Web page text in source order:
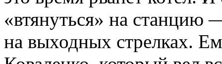
«втянуться» на станцию
на выходных стрелках.